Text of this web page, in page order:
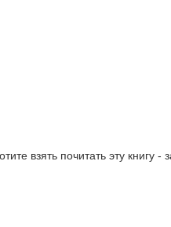
взять почитать эту книгу